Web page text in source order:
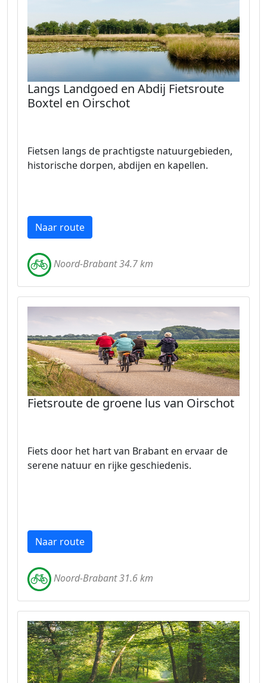
Langs Landgoed en Abdij Fietsroute
Boxtel en Oirschot
Fietsen langs de prachtigste natuurgebieden,
historische dorpen, abdijen en kapellen.
Naar route
Noord-Brabant 34.7 km
Fietsroute de groene lus van Oirschot
Fiets door het hart van Brabant en ervaar de
serene natuur en rijke geschiedenis.
Naar route
Noord-Brabant 31.6 km